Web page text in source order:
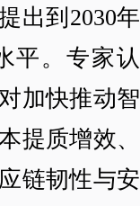
出到2030年
平。专家认
加快推动智
提质增效、
链韧性与安